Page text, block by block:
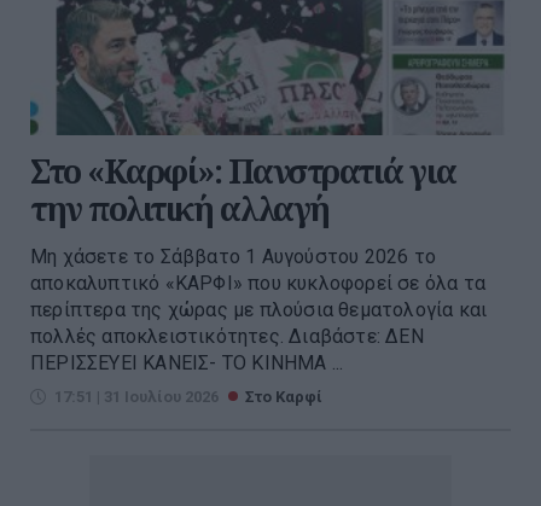
Στο «Καρφί»: Πανστρατιά για
την πολιτική αλλαγή
Μη χάσετε το Σάββατο 1 Αυγούστου 2026 το
αποκαλυπτικό «ΚΑΡΦΙ» που κυκλοφορεί σε όλα τα
περίπτερα της χώρας με πλούσια θεματολογία και
πολλές αποκλειστικότητες. Διαβάστε: ΔΕΝ
ΠΕΡΙΣΣΕΥΕΙ ΚΑΝΕΙΣ- ΤΟ ΚΙΝΗΜΑ ...
17:51 | 31 Ιουλίου 2026 Στο Καρφί